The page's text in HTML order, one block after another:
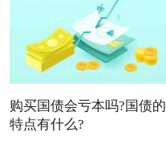
购买国债会亏本吗?国债的
特点有什么?